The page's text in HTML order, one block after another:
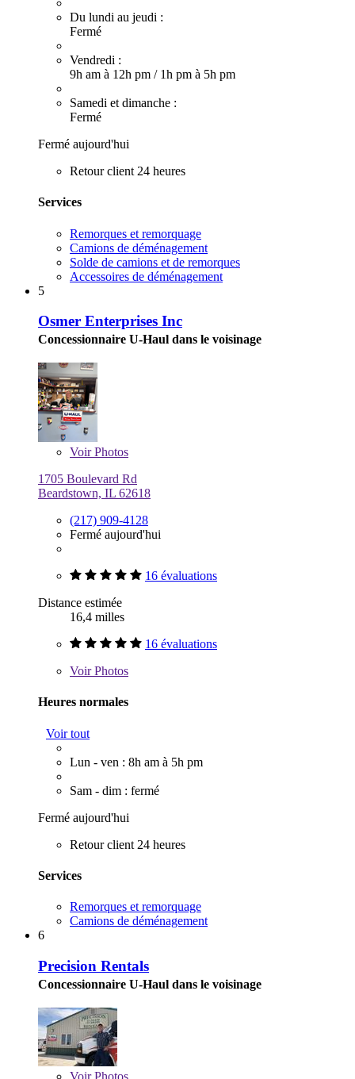
Du lundi au jeudi :
Fermé
Vendredi :
9h am à 12h pm / 1h pm à 5h pm
Samedi et dimanche :
Fermé
Fermé aujourd'hui
Retour client 24 heures
Services
Remorques et remorquage
Camions de déménagement
Solde de camions et de remorques
Accessoires de déménagement
5
Osmer Enterprises Inc
Concessionnaire U-Haul dans le voisinage
VoirPhotos
1705 Boulevard Rd
Beardstown, IL 62618
(217) 909-4128
Fermé aujourd'hui
16 évaluations
Distance estimée
16,4 milles
16 évaluations
VoirPhotos
Heures normales
Voir tout
Lun - ven : 8h am à 5h pm
Sam - dim : fermé
Fermé aujourd'hui
Retour client 24 heures
Services
Remorques et remorquage
Camions de déménagement
6
Precision Rentals
Concessionnaire U-Haul dans le voisinage
VoirPhotos